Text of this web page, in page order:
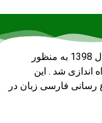
در سال 1398 به منظور
اندازی شد . این
رسانی فارسی زبان در